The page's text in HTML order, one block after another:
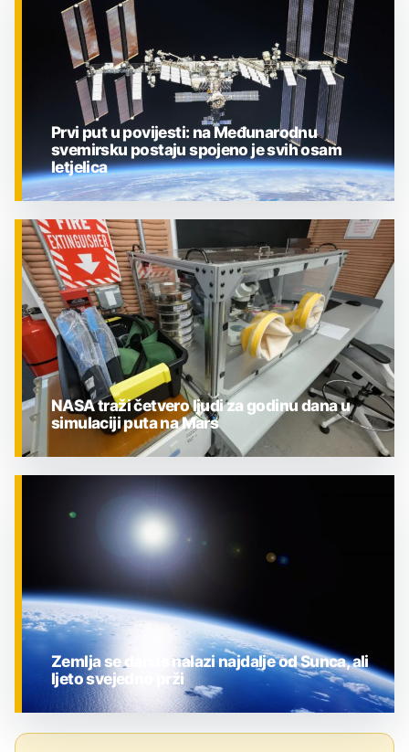
ZNANOST
Prvi put u povijesti: na Međunarodnu
svemirsku postaju spojeno je svih osam
letjelica
ZNANOST
NASA traži četvero ljudi za godinu dana u
simulaciji puta na Mars
Zemlja se danas nalazi najdalje od Sunca, ali
ljeto svejedno prži